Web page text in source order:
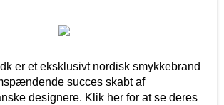
er et eksklusivt nordisk smykkebrand
succes skabt af
designere. Klik her for at se deres